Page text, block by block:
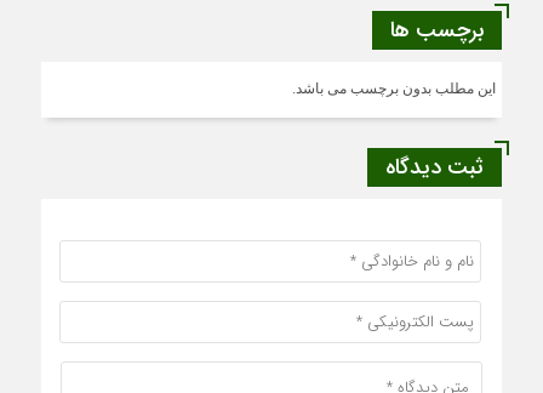
برچسب ها
این مطلب بدون برچسب می باشد.
ثبت دیدگاه